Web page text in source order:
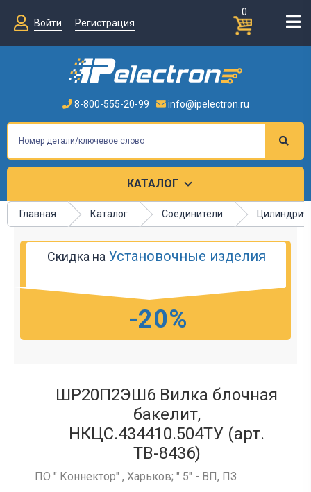
0
Войти
Регистрация
8-800-555-20-99 info@ipelectron.ru
КАТАЛОГ
Главная Каталог Соединители
Скидка на Установочные изделия
-20%
ШР20П2ЭШ6 Вилка блочная
бакелит,
НКЦС.434410.504ТУ (арт.
TB-8436)
ПО " Коннектор" , Харьков; " 5" - ВП, ПЗ